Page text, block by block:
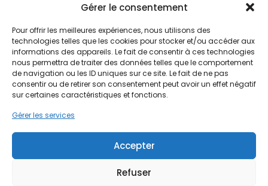
Gérer le consentement
Pour offrir les meilleures expériences, nous utilisons des
technologies telles que les cookies pour stocker et/ou accéder aux
informations des appareils. Le fait de consentir à ces technologies
nous permettra de traiter des données telles que le comportement
de navigation ou les ID uniques sur ce site. Le fait de ne pas
consentir ou de retirer son consentement peut avoir un effet négatif
sur certaines caractéristiques et fonctions.
Gérer les services
Accepter
Refuser
NOUS CONTACTER
Adhérer en tant qu’organisateur, fournisseur,
partenaire, sympathisant ou mécène
Nous envoyer un message ou une demande